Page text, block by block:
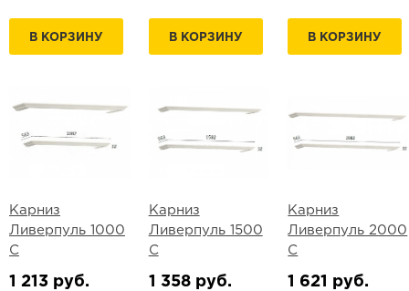
В КОРЗИНУ В КОРЗИНУ В КОРЗИНУ
Карниз
Ливерпуль 1000
С
1 213 руб.
Карниз
Ливерпуль 1500
С
1 358 руб.
Карниз
Ливерпуль 2000
С
1 621 руб.